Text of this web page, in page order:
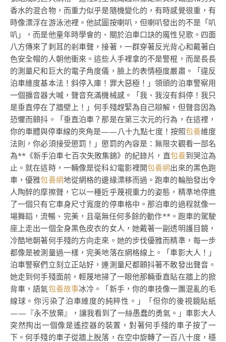
香水的混合物，而重力似乎是隨機變化的，有時感覺很重，有
時像漂浮在游泳池裡。他試圖按喇叭，但喇叭發出的不是「叭
叭」，而是他童年時學會的、關於泊車口訣的魔性兒歌。四面
八方傳來了刺耳的剎車聲，接著，一群穿著反光背心和戴著白
色安全帽的人朝他衝來。這些人手裡拿的不是警棍，而是長長
的測量尺和巨大的電子角度儀，臉上的表情極度嚴肅。「違反
泊車維度基本法！斜停入庫！罪大惡極！」領頭的泊車警察用
一個擴音器大喊，聲音充滿機械感。「我、我沒有斜停！我只
是垂直停在了牆壁上！」何手殘趕緊為自己辯解，但聲音因為
恐懼而顫抖。「垂直泊車？那是在第三次元的行為，在這裡，
你的車體與停車線的夾角是——八十九點七度！按照包養維度
法則，你必須接受懲罰！」懲罰的內容是：無限次觀看一部名
為**《新手泊車七百次失敗集錦》的紀錄片，直包養到哭泣為
止。就在這時，一輛像是從科幻電影裡開包養網出來的黑色跑
車，優雅包養網地從網格的邊緣漂移而過。跑車的輪胎發出令
人陶醉的摩擦聲，它以一種近乎蔑視重力的姿態，精準地停進
了一個只有它車身尺寸寬度的停車格中。那泊車的過程就像一
場舞蹈，流暢、完美，且毫無任何多餘的動作**。跑車的駕駛
座上走出一個全身黑色皮衣的女人，她戴著一副透明護目鏡，
冷酷地朝著何手殘的方向走來。她的步伐優雅而精準，每一步
都像是被測量過一樣，完美地落在網格線上。「車影大人！」
泊車警察們立刻立正站好，連測量尺都顫抖著不敢發出聲音。
她走到何手殘面前，輕蔑地掃了一眼他那輛垂直貼在牆上的掀
背車，語氣包養故事冰冷。「新手，你的車技像一團混亂的毛
線球。你污染了泊車維度的純粹性。」「但你的後視鏡貼紙
——『永不放棄』，讓我看到了一絲愚蠢的勇氣。」車影大人
突然掏出一個像是遙控器的裝置，對著何手殘的車子按了一
下。何手殘的車子從牆上脫落，在空中旋轉了一百八十度，穩